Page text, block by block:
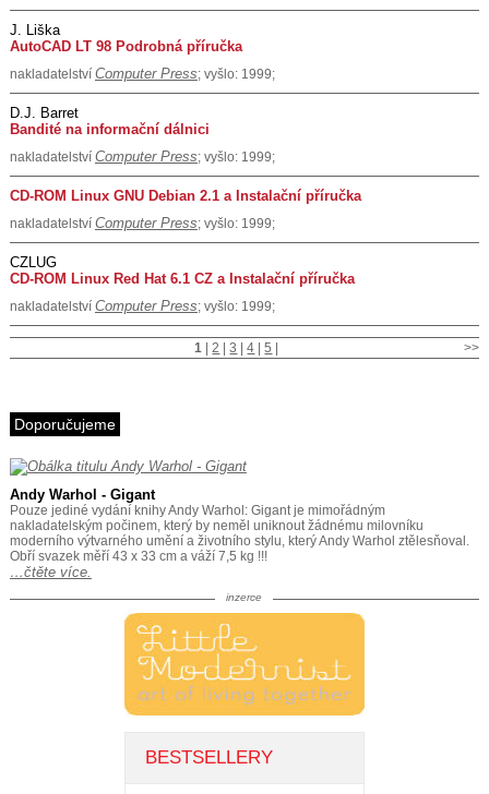
J. Liška
AutoCAD LT 98 Podrobná příručka
nakladatelství Computer Press; vyšlo: 1999;
D.J. Barret
Bandité na informační dálnici
nakladatelství Computer Press; vyšlo: 1999;
CD-ROM Linux GNU Debian 2.1 a Instalační příručka
nakladatelství Computer Press; vyšlo: 1999;
CZLUG
CD-ROM Linux Red Hat 6.1 CZ a Instalační příručka
nakladatelství Computer Press; vyšlo: 1999;
>>
1 |2 |3 |4 |5
Doporučujeme
Andy Warhol - Gigant
Pouze jediné vydání knihy Andy Warhol: Gigant je mimořádným
nakladatelským počinem, který by neměl uniknout žádnému milovníku
moderního výtvarného umění a životního stylu, který Andy Warhol ztělesňoval.
Obří svazek měří 43 x 33 cm a váží 7,5 kg !!!
…čtěte více.
inzerce